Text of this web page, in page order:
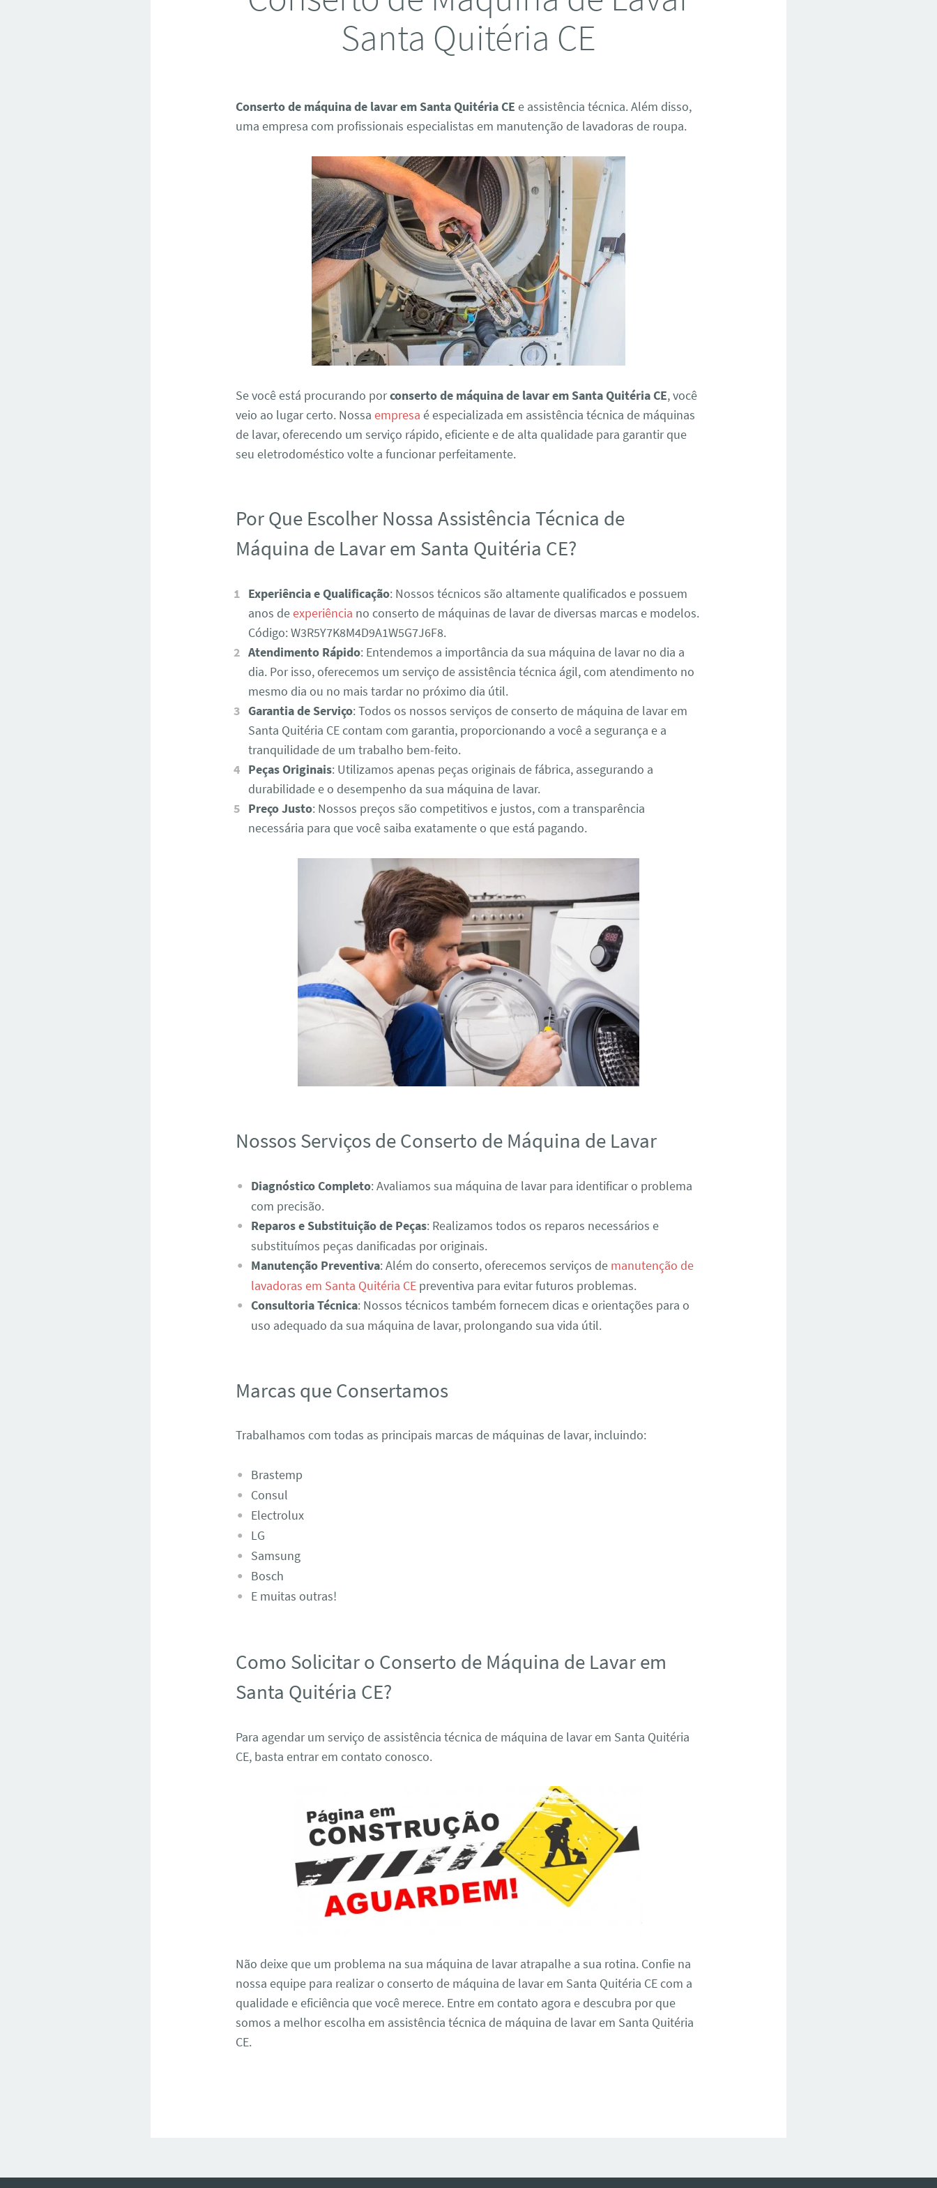
Santa Quitéria CE
Conserto de máquina de lavar em Santa Quitéria CE e assistência técnica. Além disso,
uma empresa com profissionais especialistas em manutenção de lavadoras de roupa.
Se você está procurando porconserto de máquina de lavar em Santa Quitéria CE, você
veio ao lugar certo. Nossaempresa é especializada em assistência técnica de máquinas
de lavar, oferecendo um serviço rápido, eficiente e de alta qualidade para garantir que
seu eletrodoméstico volte a funcionar perfeitamente.
Por Que Escolher Nossa Assistência Técnica de
Máquina de Lavar em Santa Quitéria CE?
Experiência e Qualificação: Nossos técnicos são altamente qualificados e possuem
anos deexperiência no conserto de máquinas de lavar de diversas marcas e modelos.
Código: W3R5Y7K8M4D9A1W5G7J6F8.
Atendimento Rápido: Entendemos a importância da sua máquina de lavar no dia a
dia. Por isso, oferecemos um serviço de assistência técnica ágil, com atendimento no
mesmo dia ou no mais tardar no próximo dia útil.
Garantia de Serviço: Todos os nossos serviços de conserto de máquina de lavar em
Santa Quitéria CE contam com garantia, proporcionando a você a segurança e a
tranquilidade de um trabalho bem-feito.
Peças Originais: Utilizamos apenas peças originais de fábrica, assegurando a
durabilidade e o desempenho da sua máquina de lavar.
Preço Justo: Nossos preços são competitivos e justos, com a transparência
necessária para que você saiba exatamente o que está pagando.
Nossos Serviços de Conserto de Máquina de Lavar
Diagnóstico Completo: Avaliamos sua máquina de lavar para identificar o problema
com precisão.
Reparos e Substituição de Peças: Realizamos todos os reparos necessários e
substituímos peças danificadas por originais.
Manutenção Preventiva: Além do conserto, oferecemos serviços de manutenção de
lavadoras em Santa Quitéria CEpreventiva para evitar futuros problemas.
Consultoria Técnica: Nossos técnicos também fornecem dicas e orientações para o
uso adequado da sua máquina de lavar, prolongando sua vida útil.
Marcas que Consertamos
Trabalhamos com todas as principais marcas de máquinas de lavar, incluindo:
Brastemp
Consul
Electrolux
LG
Samsung
Bosch
E muitas outras!
Como Solicitar o Conserto de Máquina de Lavar em
Santa Quitéria CE?
Para agendar um serviço de assistência técnica de máquina de lavar em Santa Quitéria
CE, basta entrar em contato conosco.
Não deixe que um problema na sua máquina de lavar atrapalhe a sua rotina. Confie na
nossa equipe para realizar o conserto de máquina de lavar em Santa Quitéria CE com a
qualidade e eficiência que você merece. Entre em contato agora e descubra por que
somos a melhor escolha em assistência técnica de máquina de lavar em Santa Quitéria
CE.